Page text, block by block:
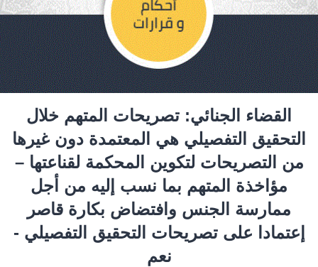
القضاء الجنائي: تصريحات المتهم خلال
التحقيق التفصيلي هي المعتمدة دون غيرها
من التصريحات لتكوين المحكمة لقناعتها –
مؤاخذة المتهم بما نسب إليه من أجل
ممارسة الجنس وافتضاض بكارة قاصر
إعتمادا على تصريحات التحقيق التفصيلي -
نعم